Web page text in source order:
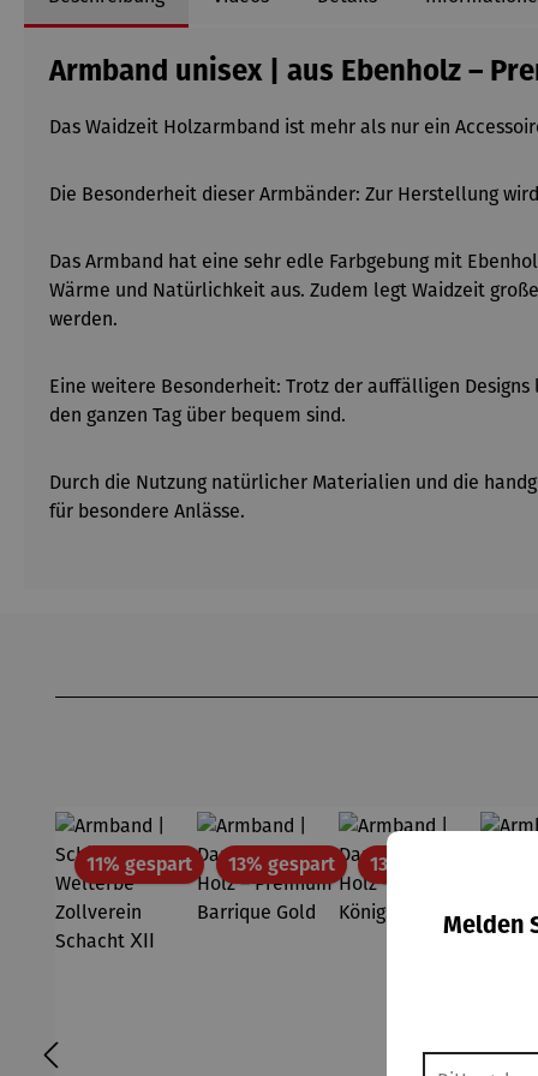
Armband unisex | aus Ebenholz –
Das Waidzeit Holzarmband ist mehr als nur ein
Die Besonderheit dieser Armbänder: Zur Herstellung
Das Armband hat eine sehr edle Farbgebung mit
Wärme und Natürlichkeit aus. Zudem legt Waidzeit
werden.
Eine weitere Besonderheit: Trotz der auffälligen
den ganzen Tag über bequem sind.
Durch die Nutzung natürlicher Materialien und die
für besondere Anlässe.
11% gespartRabatt13% gespartRabatt13% gespart
Melden